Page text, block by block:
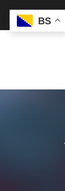
BS